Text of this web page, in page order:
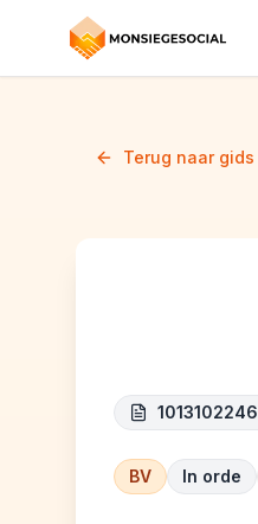
Terug naar gids
1013102246
BV In orde